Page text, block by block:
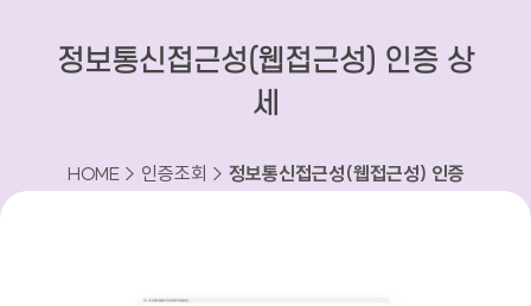
정보통신접근성(웹접근성) 인증 상
세
HOME > 인증조회 > 정보통신접근성(웹접근성) 인증